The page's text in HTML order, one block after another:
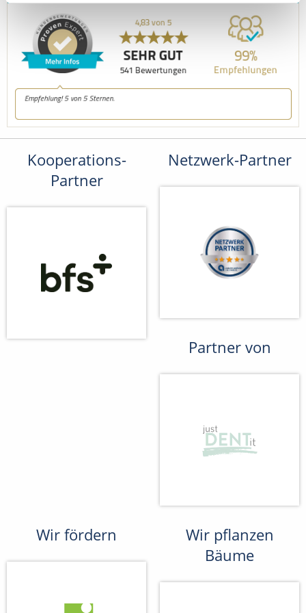
Kooperations-
Partner
Netzwerk-Partner
Partner von
Wir fördern
Wir pflanzen
Bäume